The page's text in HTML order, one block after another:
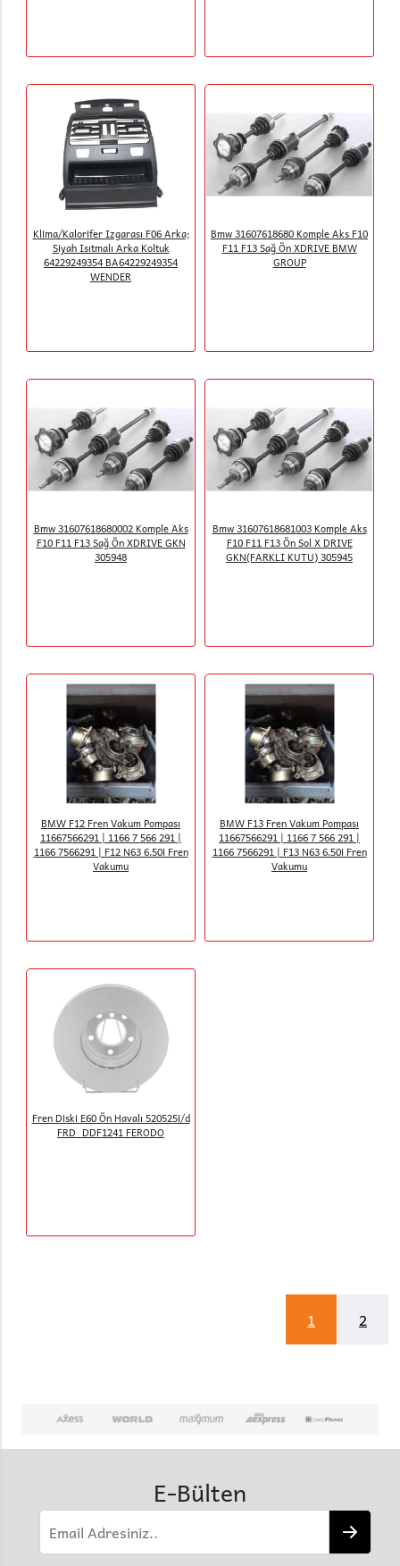
Klima/Kalorifer Izgarası F06 Arka;
Siyah Isıtmalı Arka Koltuk
64229249354 BA64229249354
WENDER
Bmw 31607618680 Komple Aks F10
F11 F13 Sağ Ön XDRIVE BMW
GROUP
Bmw 31607618680002 Komple Aks
F10 F11 F13 Sağ Ön XDRIVE GKN
305948
Bmw 31607618681003 Komple Aks
F10 F11 F13 Ön Sol X DRIVE
GKN(FARKLI KUTU) 305945
BMW F12 Fren Vakum Pompası
11667566291 | 1166 7 566 291 |
1166 7566291 | F12 N63 6.50i Fren
Vakumu
BMW F13 Fren Vakum Pompası
11667566291 | 1166 7 566 291 |
1166 7566291 | F13 N63 6.50i Fren
Vakumu
Fren Diski E60 Ön Havalı 520525i/d
FRD_DDF1241 FERODO
1 2
E-Bülten